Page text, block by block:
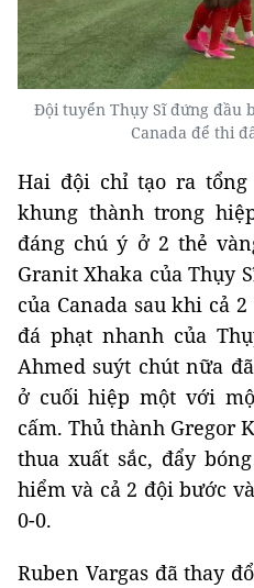
Đội tuyển Thụy Sĩ đứng đầu
Canada để thi
Hai đội chỉ tạo ra
khung thành trong
đáng chú ý ở 2 thẻ
Granit Xhaka của Thụy
của Canada sau khi cả
đá phạt nhanh của
Ahmed suýt chút nữa
ở cuối hiệp một với
cấm. Thủ thành Gregor
thua xuất sắc, đẩy
hiểm và cả 2 đội bước
0-0.
Ruben Vargas đã thay